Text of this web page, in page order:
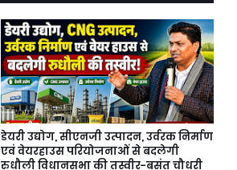
डेयरी उद्योग, सीएनजी उत्पादन, उर्वरक निर्माण
एवं वेयरहाउस परियोजनाओं से बदलेगी
रुधौली विधानसभा की तस्वीर-बसंत चौधरी